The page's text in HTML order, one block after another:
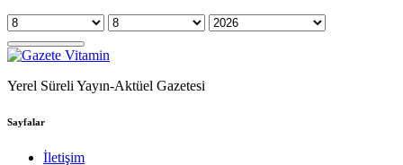
Yerel Süreli Yayın-Aktüel Gazetesi
Sayfalar
İletişim